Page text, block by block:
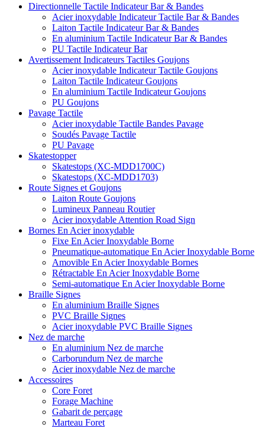
Directionnelle Tactile Indicateur Bar & Bandes
Acier inoxydable Indicateur Tactile Bar & Bandes
Laiton Tactile Indicateur Bar & Bandes
En aluminium Tactile Indicateur Bar & Bandes
PU Tactile Indicateur Bar
Avertissement Indicateurs Tactiles Goujons
Acier inoxydable Indicateur Tactile Goujons
Laiton Tactile Indicateur Goujons
En aluminium Tactile Indicateur Goujons
PU Goujons
Pavage Tactile
Acier inoxydable Tactile Bandes Pavage
Soudés Pavage Tactile
PU Pavage
Skatestopper
Skatestops (XC-MDD1700C)
Skatestops (XC-MDD1703)
Route Signes et Goujons
Laiton Route Goujons
Lumineux Panneau Routier
Acier inoxydable Attention Road Sign
Bornes En Acier inoxydable
Fixe En Acier Inoxydable Borne
Pneumatique-automatique En Acier Inoxydable Borne
Amovible En Acier Inoxydable Bornes
Rétractable En Acier Inoxydable Borne
Semi-automatique En Acier Inoxydable Borne
Braille Signes
En aluminium Braille Signes
PVC Braille Signes
Acier inoxydable PVC Braille Signes
Nez de marche
En aluminium Nez de marche
Carborundum Nez de marche
Acier inoxydable Nez de marche
Accessoires
Core Foret
Forage Machine
Gabarit de perçage
Marteau Foret